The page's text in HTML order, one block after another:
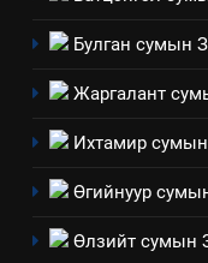
Булган сумын
Жаргалант
Ихтамир
Өгийнуур
Өлзийт сумын